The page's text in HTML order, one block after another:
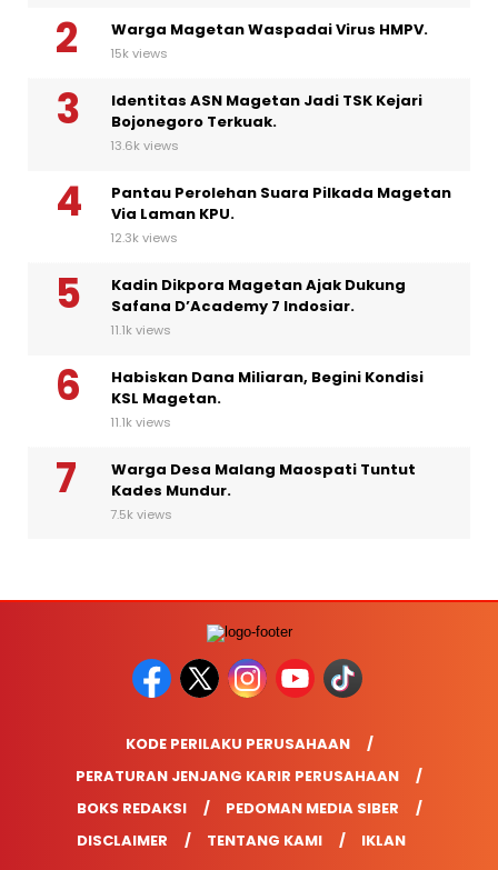
Warga Magetan Waspadai Virus HMPV.
15k views
Identitas ASN Magetan Jadi TSK Kejari
Bojonegoro Terkuak.
13.6k views
Pantau Perolehan Suara Pilkada Magetan
Via Laman KPU.
12.3k views
Kadin Dikpora Magetan Ajak Dukung
Safana D’Academy 7 Indosiar.
11.1k views
Habiskan Dana Miliaran, Begini Kondisi
KSL Magetan.
11.1k views
Warga Desa Malang Maospati Tuntut
Kades Mundur.
7.5k views
KODE PERILAKU PERUSAHAAN
PERATURAN JENJANG KARIR PERUSAHAAN
BOKS REDAKSI
PEDOMAN MEDIA SIBER
DISCLAIMER
TENTANG KAMI IKLAN